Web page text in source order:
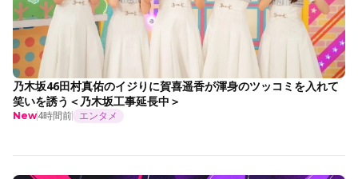
乃木坂46田村真佑のイジりに賀喜遥香が渾身のツッコミを入れて
笑いを誘う＜乃木坂工事延長中＞
New4時間前 エンタメ